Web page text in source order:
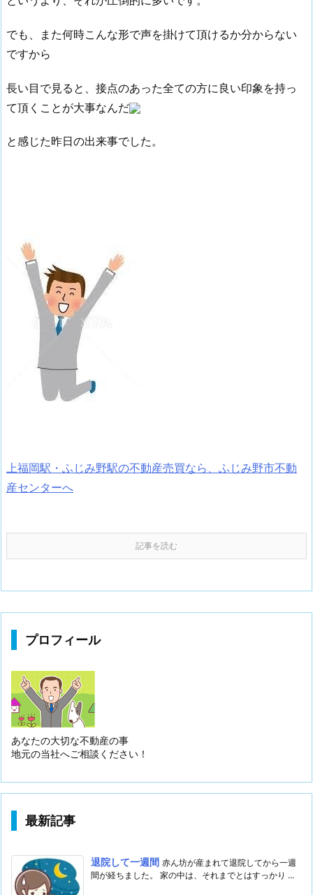
でも、また何時こんな形で声を掛けて頂けるか分からない
ですから
長い目で見ると、接点のあった全ての方に良い印象を持っ
て頂くことが大事なんだ
と感じた昨日の出来事でした。
上福岡駅・ふじみ野駅の不動産売買なら、ふじみ野市不動
産センターへ
記事を読む
プロフィール
あなたの大切な不動産の事
地元の当社へご相談ください！
最新記事
退院して一週間 赤ん坊が産まれて退院してから一週
間が経ちました。 家の中は、それまでとはすっかり ...